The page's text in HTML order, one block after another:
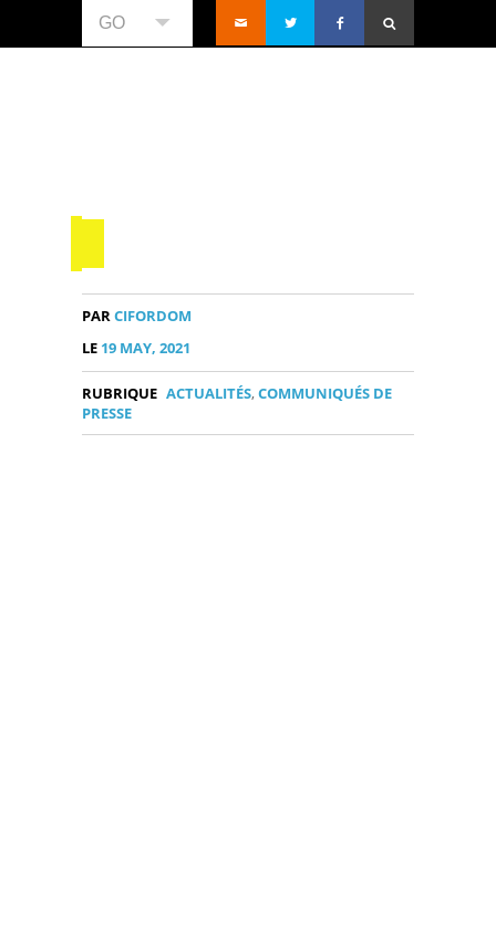
GO
PARCIFORDOM
LE 19 MAY, 2021
RUBRIQUE ACTUALITÉS,COMMUNIQUÉS DE
PRESSE